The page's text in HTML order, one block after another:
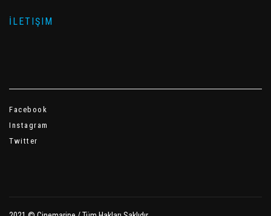
İLETIŞIM
Facebook
Instagram
Twitter